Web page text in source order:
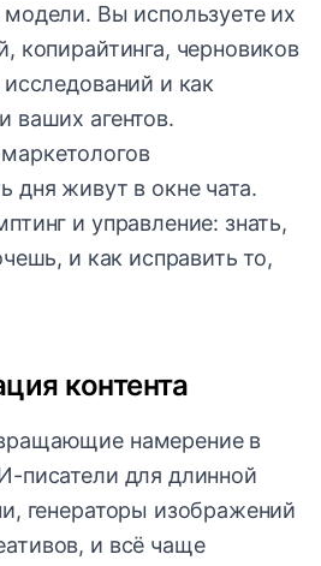
Вы используете их
копирайтинга, черновиков
исследований и как
ваших агентов.
дня живут в окне чата.
и управление: знать,
и как исправить то,
контента
намерение в
писатели для длинной
генераторы изображений
и всё чаще